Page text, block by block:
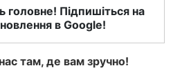
головне! Підпишіться на
в Google!
там, де вам зручно!